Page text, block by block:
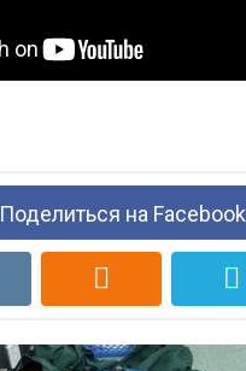
Поделиться на Facebook